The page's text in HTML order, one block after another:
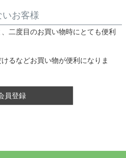
いお客様
二度目のお買い物時にとても便利
るなどお買い物が便利になりま
員登録